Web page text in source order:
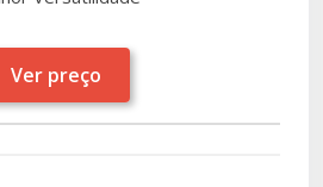
Ver preço